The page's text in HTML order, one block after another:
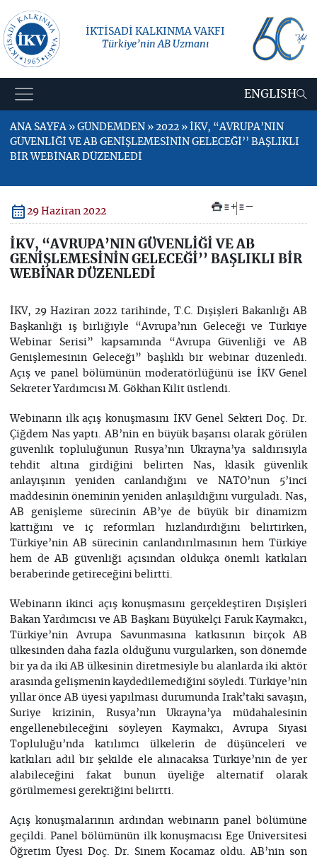
İKTİSADİ KALKINMA VAKFI
Türkiye’nin AB Uzmanı
ENGLISH
ANA SAYFA » GÜNDEMDEN » 2022 » İKV, “AVRUPA’NIN
GÜVENLİĞİ VE AB GENİŞLEMESİNİN GELECEĞİ’’ BAŞLIKLI
BİR WEBİNAR DÜZENLEDİ
29 Haziran 2022 + –
İKV, “AVRUPA’NIN GÜVENLİĞİ VE AB
GENİŞLEMESİNİN GELECEĞİ’’ BAŞLIKLI BİR
WEBİNAR DÜZENLEDİ
İKV, 29 Haziran 2022 tarihinde, T.C. Dışişleri Bakanlığı AB
Başkanlığı iş birliğiyle “Avrupa’nın Geleceği ve Türkiye
Webinar Serisi” kapsamında “Avrupa Güvenliği ve AB
Genişlemesinin Geleceği” başlıklı bir webinar düzenledi.
Açış ve panel bölümünün moderatörlüğünü ise İKV Genel
Sekreter Yardımcısı M. Gökhan Kilit üstlendi.
Webinarın ilk açış konuşmasını İKV Genel Sekteri Doç. Dr.
Çiğdem Nas yaptı. AB’nin en büyük başarısı olarak görülen
güvenlik topluluğunun Rusya’nın Ukrayna’ya saldırısıyla
tehdit altına girdiğini belirten Nas, klasik güvenlik
anlayışının yeniden canlandığını ve NATO’nun 5’inci
maddesinin öneminin yeniden anlaşıldığını vurguladı. Nas,
AB genişleme sürecinin AB’ye de büyük bir dinamizm
kattığını ve iç reformları hızlandırdığını belirtirken,
Türkiye’nin AB sürecinin canlandırılmasının hem Türkiye
hem de AB güvenliği açısından oldukça önemli katkıları
beraberinde getireceğini belirtti.
Webinarın ikinci açış konuşmasını gerçekleştiren Dışişleri
Bakan Yardımcısı ve AB Başkanı Büyükelçi Faruk Kaymakcı,
Türkiye’nin Avrupa Savunmasına katkısının birçok AB
ülkesinden daha fazla olduğunu vurgularken, son dönemde
bir ya da iki AB ülkesinin diretmesiyle bu alanlarda iki aktör
arasında gelişmenin kaydedilemediğini söyledi. Türkiye’nin
yıllar önce AB üyesi yapılması durumunda Irak’taki savaşın,
Suriye krizinin, Rusya’nın Ukrayna’ya müdahalesinin
engellenebileceğini söyleyen Kaymakcı, Avrupa Siyasi
Topluluğu’nda katılımcı ülkelerin de düşünceleri ve
katkıları adil bir şekilde ele alınacaksa Türkiye’nin de yer
alabileceğini fakat bunun üyeliğe alternatif olarak
görülmemesi gerektiğini belirtti.
Açış konuşmalarının ardından webinarın panel bölümüne
geçildi. Panel bölümünün ilk konuşmacısı Ege Üniversitesi
Öğretim Üyesi Doç. Dr. Sinem Kocamaz oldu. AB’nin son